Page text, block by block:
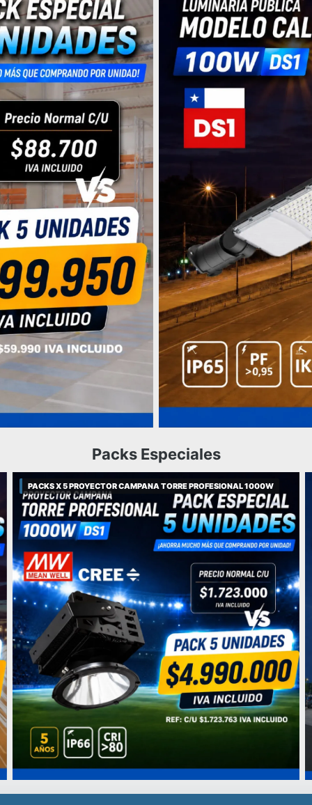
Packs Especiales
PACKS X 5 PROYECTOR CAMPANA TORRE PROFESIONAL 1000W